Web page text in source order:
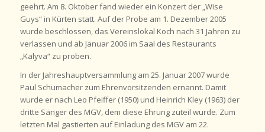
geehrt. Am 8. Oktober fand wieder ein Konzert der „Wise
Guys“ in Kürten statt. Auf der Probe am 1. Dezember 2005
wurde beschlossen, das Vereinslokal Koch nach 31 Jahren zu
verlassen und ab Januar 2006 im Saal des Restaurants
„Kalyva“ zu proben.
In der Jahreshauptversammlung am 25. Januar 2007 wurde
Paul Schumacher zum Ehrenvorsitzenden ernannt. Damit
wurde er nach Leo Pfeiffer (1950) und Heinrich Kley (1963) der
dritte Sänger des MGV, dem diese Ehrung zuteil wurde. Zum
letzten Mal gastierten auf Einladung des MGV am 22.